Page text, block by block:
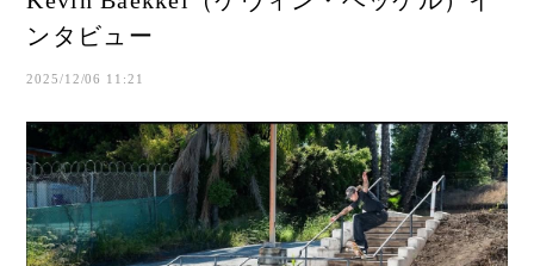
ンタビュー
2025/12/06 11:21